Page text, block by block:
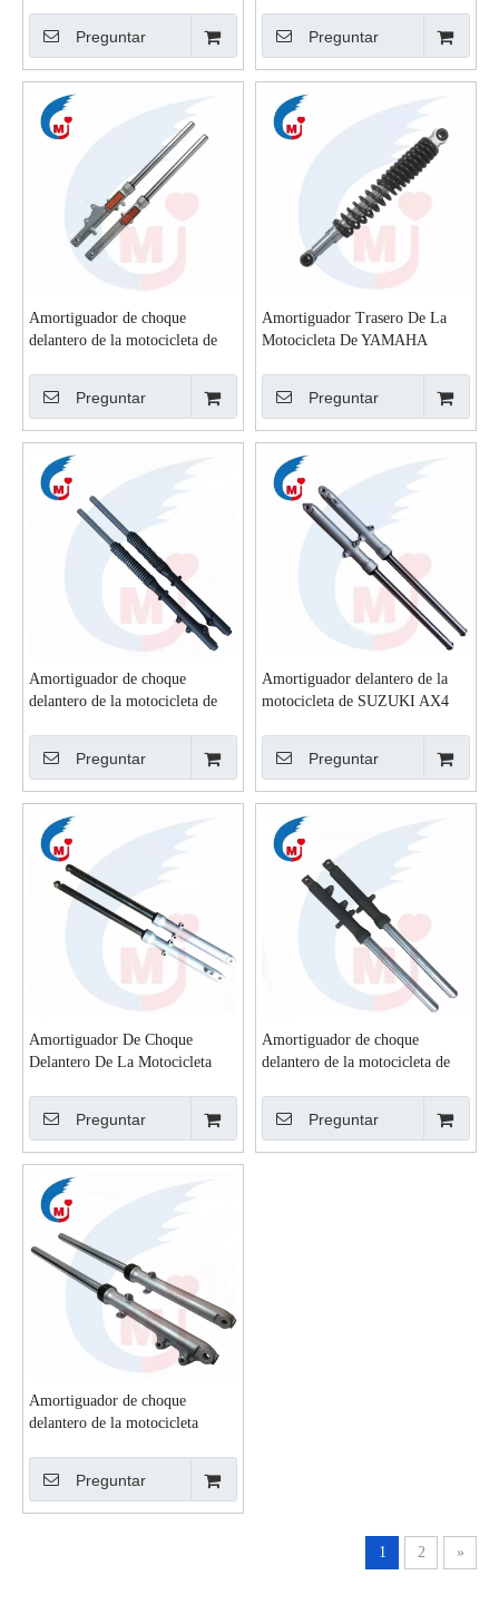
Preguntar Preguntar
Amortiguador de choque
delantero de la motocicleta de
Preguntar
Amortiguador Trasero De La
Motocicleta De YAMAHA
Preguntar
Amortiguador de choque
delantero de la motocicleta de
Preguntar
Amortiguador delantero de la
motocicleta de SUZUKI AX4
Preguntar
Amortiguador De Choque
Delantero De La Motocicleta
Preguntar
Amortiguador de choque
delantero de la motocicleta de
Preguntar
Amortiguador de choque
delantero de la motocicleta
Preguntar
1 2 »